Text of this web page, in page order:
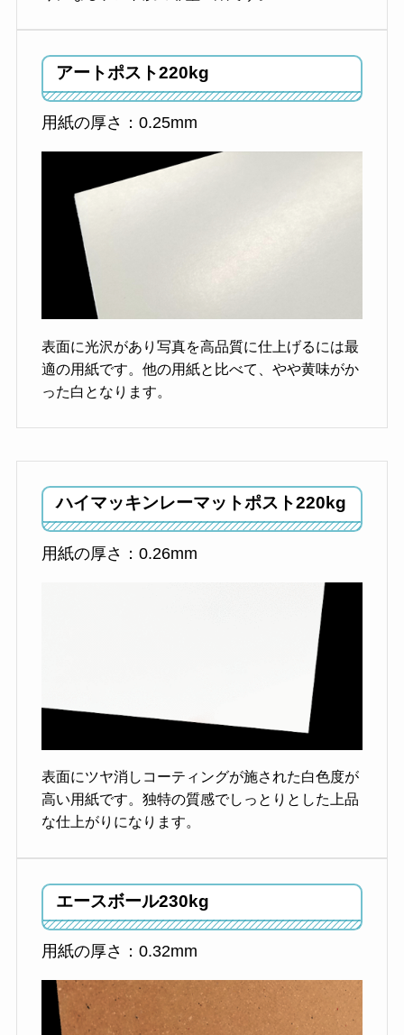
アートポスト220kg
用紙の厚さ：0.25mm
表面に光沢があり写真を高品質に仕上げるには最
適の用紙です。他の用紙と比べて、やや黄味がか
った白となります。
ハイマッキンレーマットポスト220kg
用紙の厚さ：0.26mm
表面にツヤ消しコーティングが施された白色度が
高い用紙です。独特の質感でしっとりとした上品
な仕上がりになります。
エースボール230kg
用紙の厚さ：0.32mm